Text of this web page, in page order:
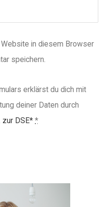
in diesem Browser
speichern.
erklärst du dich mit
deiner Daten durch
zur DSE* *